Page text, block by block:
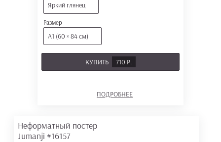
Яркий глянец
Размер
А1 (60 × 84 см)
КУПИТЬ 710 Р.
ПОДРОБНЕЕ
Неформатный постер
Jumanji #16157